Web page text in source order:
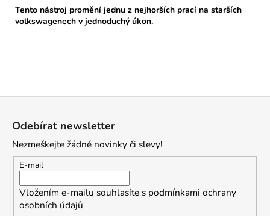
Tento nástroj promění jednu z nejhorších prací na starších
volkswagenech v jednoduchý úkon.
Odebírat newsletter
Nezmeškejte žádné novinky či slevy!
E-mail
Vložením e-mailu souhlasíte s podmínkami ochrany
osobních údajů